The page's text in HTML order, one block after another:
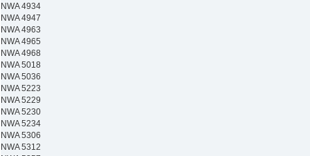
NWA 4934
NWA 4947
NWA 4963
NWA 4965
NWA 4968
NWA 5018
NWA 5036
NWA 5223
NWA 5229
NWA 5230
NWA 5234
NWA 5306
NWA 5312